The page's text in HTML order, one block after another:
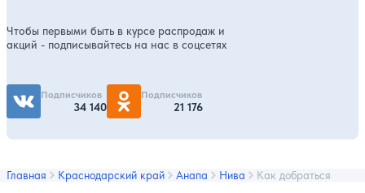
Чтобы первыми быть в курсе распродаж и
акций - подписывайтесь на нас в соцсетях
Подписчиков
34 140
Подписчиков
21 176
Главная Краснодарский край Анапа Нива Как добраться